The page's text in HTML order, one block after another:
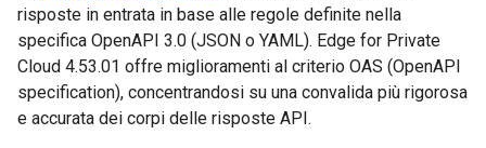
risposte in entrata in base alle regole definite nella
specifica OpenAPI 3.0 (JSON o YAML). Edge for Private
Cloud 4.53.01 offre miglioramenti al criterio OAS (OpenAPI
specification), concentrandosi su una convalida più rigorosa
e accurata dei corpi delle risposte API.